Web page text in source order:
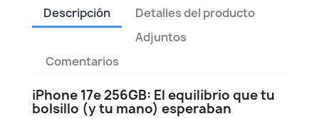
Descripción
Detalles del producto
Adjuntos
Comentarios
iPhone 17e 256GB: El equilibrio que tu
bolsillo (y tu mano) esperaban